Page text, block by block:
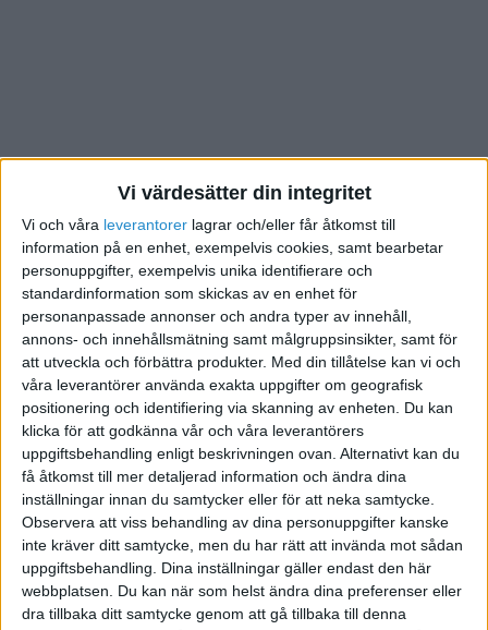
Vi värdesätter din integritet
Vi och våra leverantorer lagrar och/eller får åtkomst till
information på en enhet, exempelvis cookies, samt bearbetar
personuppgifter, exempelvis unika identifierare och
standardinformation som skickas av en enhet för
personanpassade annonser och andra typer av innehåll,
annons- och innehållsmätning samt målgruppsinsikter, samt för
att utveckla och förbättra produkter. Med din tillåtelse kan vi och
våra leverantörer använda exakta uppgifter om geografisk
positionering och identifiering via skanning av enheten. Du kan
klicka för att godkänna vår och våra leverantörers
uppgiftsbehandling enligt beskrivningen ovan. Alternativt kan du
få åtkomst till mer detaljerad information och ändra dina
inställningar innan du samtycker eller för att neka samtycke.
Observera att viss behandling av dina personuppgifter kanske
inte kräver ditt samtycke, men du har rätt att invända mot sådan
uppgiftsbehandling. Dina inställningar gäller endast den här
webbplatsen. Du kan när som helst ändra dina preferenser eller
dra tillbaka ditt samtycke genom att gå tillbaka till denna
Priser, leveranstider och omfattning är luddigt
beskrivna. Om det inte tydligt framgår vad som ingår
kan du få obehagliga överraskningar längre fram.
3. Vill ha stora förskottsbetalningar
Det är inte ovanligt med förskottsbetalning, men om
en okänd leverantör kräver stora summor innan
arbetet ens har påbörjats bör du vara försiktig.
Missa inte:Blufföretag just nu: Varningslistan + så
skyddar du dig mot bluffakturor